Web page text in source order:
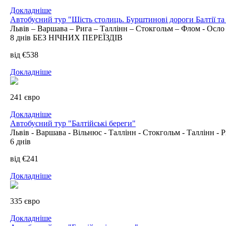
Докладніше
Автобусний тур "Шість столиць. Бурштинові дороги Балтії
Львів – Варшава – Рига – Таллінн – Стокгольм – Флом - Осло
8 днів БЕЗ НІЧНИХ ПЕРЕЇЗДІВ
від €538
Докладніше
241 євро
Докладніше
Автобусний тур "Балтійські береги"
Львів - Варшава - Вільнюс - Таллінн - Стокгольм - Таллінн -
6 днів
від €241
Докладніше
335 євро
Докладніше